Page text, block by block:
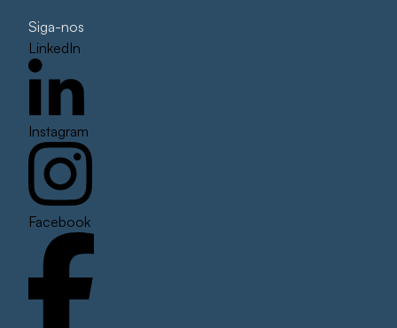
Siga-nos
LinkedIn
Instagram
Facebook